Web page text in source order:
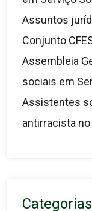
Assuntos
Conjunto
Assembleia
sociais em
Assistentes
antirracista
Categorias